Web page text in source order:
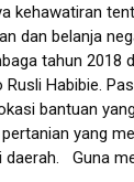
kehawatiran
dan belanja
tahun 2018
Habibie.
bantuan
yang
daerah. Guna